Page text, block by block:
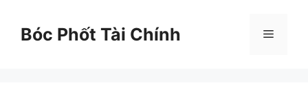
contentBóc Phốt Tài Chính Menu